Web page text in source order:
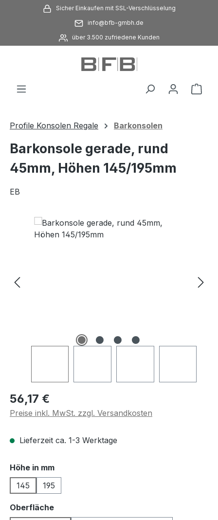
Zum Hauptinhalt springenSicher Einkaufen mit SSL-Verschlüsselung
info@bfb-gmbh.de
über 3.500 zufriedene Kunden
Profile Konsolen Regale Barkonsolen
Barkonsole gerade, rund
45mm, Höhen 145/195mm
EB
Regulärer Preis:
56,17 €
Preise inkl. MwSt. zzgl. Versandkosten
Lieferzeit ca. 1-3 Werktage
Höhe in mmauswählen
145
195
Oberflächeauswählen